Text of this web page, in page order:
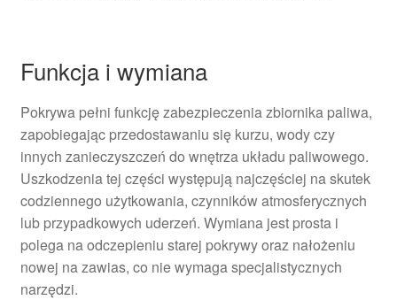
Funkcja i wymiana
Pokrywa pełni funkcję zabezpieczenia zbiornika paliwa,
zapobiegając przedostawaniu się kurzu, wody czy
innych zanieczyszczeń do wnętrza układu paliwowego.
Uszkodzenia tej części występują najczęściej na skutek
codziennego użytkowania, czynników atmosferycznych
lub przypadkowych uderzeń. Wymiana jest prosta i
polega na odczepieniu starej pokrywy oraz nałożeniu
nowej na zawias, co nie wymaga specjalistycznych
narzędzi.